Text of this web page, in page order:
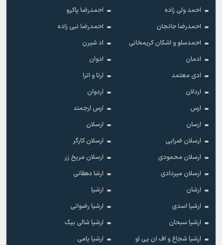
احمد ولی زاده
احمدرضا پاکرو
احمدرضا جانجان
احمدرضا نبی زاده
احمدسلو و اشکان کریمخانی
اد شیرن
ادمان
ادوان
ادی معتمد
ارتا و اترا
اردلان
اردوان
ارس
ارس ارجمند
ارسان
ارسلان
ارسلان ضرابی
ارسلان کارگر
ارسلان محمودی
ارسلان مریخ زر
ارسلان میردادی
ارشا دهقانی
ارشان
ارشیا
ارشیا اسدی
ارشیا رضوانی
ارشیا سبحان
ارشیا شالی بیک
ارشیا شجاع و اف ان پی او
ارشیا یامی